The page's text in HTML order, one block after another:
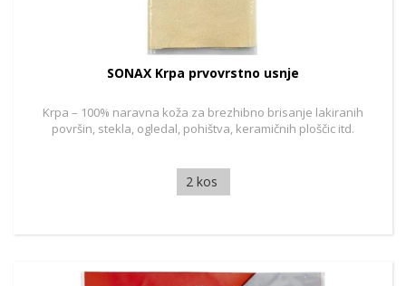
SONAX Krpa prvovrstno usnje
Krpa – 100% naravna koža za brezhibno brisanje lakiranih
površin, stekla, ogledal, pohištva, keramičnih ploščic itd.
2 kos